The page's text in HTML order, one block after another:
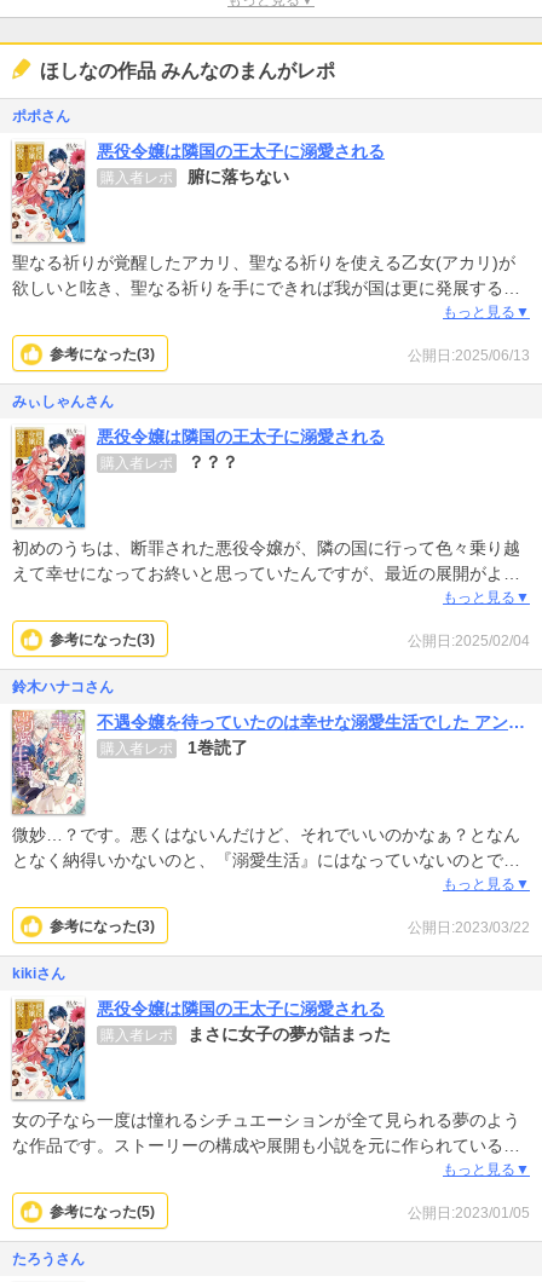
ほしなの作品 みんなのまんがレポ
ポポさん
悪役令嬢は隣国の王太子に溺愛される
購入者レポ 腑に落ちない
聖なる祈りが覚醒したアカリ、聖なる祈りを使える乙女(アカリ)が
欲しいと呟き、聖なる祈りを手にできれば我が国は更に発展すると
言うアクア、ここから一悶着あってティアラローズともっとラブラ
ブ展開かなと思っていたら、アカリを欲しがってティアラローズを
勘違いさせるような描写もなく、アカリは不要ティアラローズが良
いってことでなんとも腑に落ちないから先を読む気持ちがなくなっ
た。
もっと見る▼
公開日:2025/06/13
参考になった(3)
みぃしゃんさん
悪役令嬢は隣国の王太子に溺愛される
購入者レポ ？？？
初めのうちは、断罪された悪役令嬢が、隣の国に行って色々乗り越
えて幸せになってお終いと思っていたんですが、最近の展開がよく
分からない。一体どこに向かって話が進んでいくのかよくわからな
いです。もういいかなってかんじ。
もっと見る▼
公開日:2025/02/04
参考になった(3)
鈴木ハナコさん
不遇令嬢を待っていたのは幸せな溺愛生活でした アンソロジーコミック
購入者レポ 1巻読了
微妙…？です。悪くはないんだけど、それでいいのかなぁ？となん
となく納得いかないのと、『溺愛生活』にはなっていないのとで、
全ての話が、これから溺愛されるんだろうなー、というところで終
わるので、溺愛生活に浸りたい自分のようなタイプの人間には向か
ないと思われます。
ただ、よくまとまっているし、冒頭でも言ったように「悪くない」
ので、好みの問題かと。自分的には物足りなかったので★3で失礼し
ますm(_ _)m
もっと見る▼
公開日:2023/03/22
参考になった(3)
kikiさん
悪役令嬢は隣国の王太子に溺愛される
購入者レポ まさに女子の夢が詰まった
女の子なら一度は憧れるシチュエーションが全て見られる夢のよう
な作品です。ストーリーの構成や展開も小説を元に作られているだ
けあり本当に楽しめる作品です！絵がとても美しく細かいところま
で丁寧に描かれています。
もっと見る▼
公開日:2023/01/05
参考になった(5)
たろうさん